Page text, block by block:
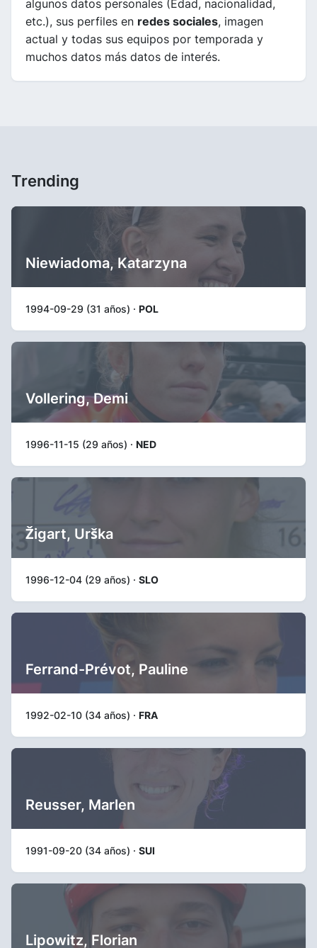
algunos datos personales (Edad, nacionalidad,
etc.), sus perfiles en redes sociales, imagen
actual y todas sus equipos por temporada y
muchos datos más datos de interés.
Trending
Niewiadoma, Katarzyna
1994-09-29 (31 años) · POL
Vollering, Demi
1996-11-15 (29 años) · NED
Žigart, Urška
1996-12-04 (29 años) · SLO
Ferrand-Prévot, Pauline
1992-02-10 (34 años) · FRA
Reusser, Marlen
1991-09-20 (34 años) · SUI
Lipowitz, Florian